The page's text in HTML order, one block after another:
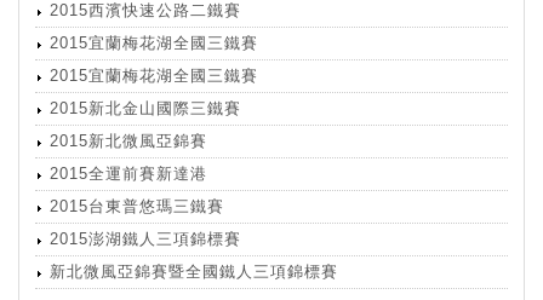
2015西濱快速公路二鐵賽
2015宜蘭梅花湖全國三鐵賽
2015宜蘭梅花湖全國三鐵賽
2015新北金山國際三鐵賽
2015新北微風亞錦賽
2015全運前賽新達港
2015台東普悠瑪三鐵賽
2015澎湖鐵人三項錦標賽
新北微風亞錦賽暨全國鐵人三項錦標賽